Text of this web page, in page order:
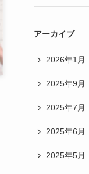
アーカイブ
2026年1月
2025年9月
2025年7月
2025年6月
2025年5月